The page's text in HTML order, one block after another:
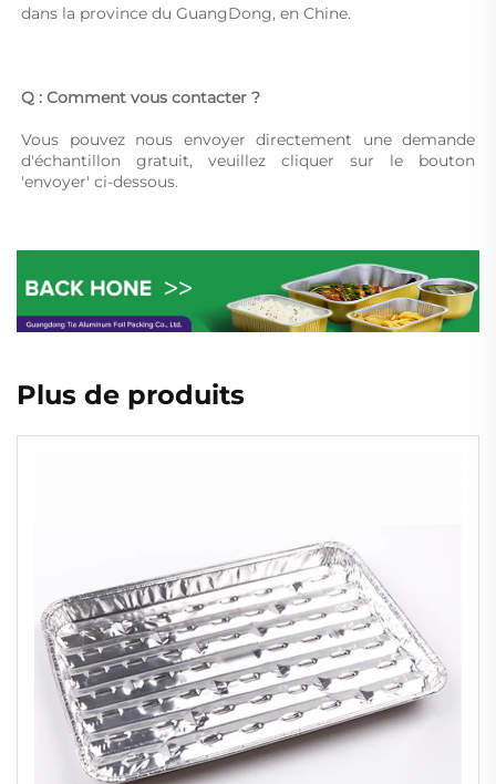
dans la province du GuangDong, en Chine.
Q : Comment vous contacter ?
Vous pouvez nous envoyer directement une demande
d'échantillon gratuit, veuillez cliquer sur le bouton
'envoyer' ci-dessous.
Plus de produits